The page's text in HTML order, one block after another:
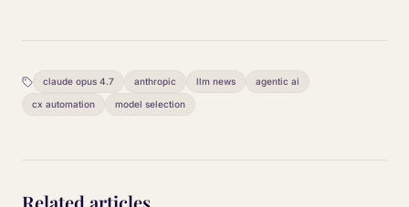
claude opus 4.7 anthropic llm news agentic ai
cx automation model selection
Related articles